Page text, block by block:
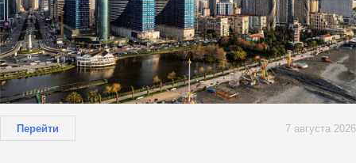
Перейти 7 августа 2026